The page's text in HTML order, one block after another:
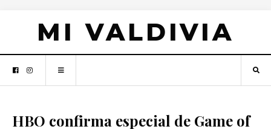
MI VALDIVIA
HBO confirma especial de Game of